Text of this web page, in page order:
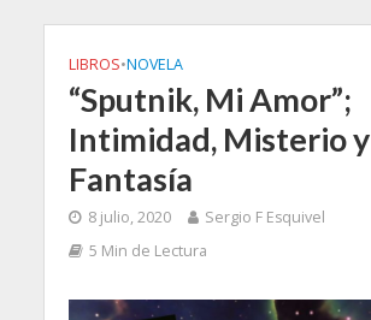
LIBROS•NOVELA
“Sputnik, Mi Amor”;
Intimidad, Misterio y
Fantasía
8 julio, 2020
Sergio F Esquivel
5 Min de Lectura